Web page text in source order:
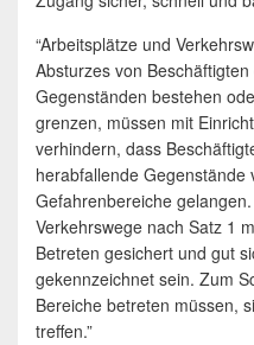
“Arbeitsplätze und
Absturzes von
Gegenständen bestehen
grenzen, müssen mit
verhindern, dass
herabfallende
Gefahrenbereiche
Verkehrswege nach Satz 1
Betreten gesichert und gut
gekennzeichnet sein. Zum
Bereiche betreten müssen,
treffen.”